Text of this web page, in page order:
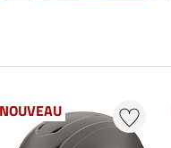
NOUVEAU